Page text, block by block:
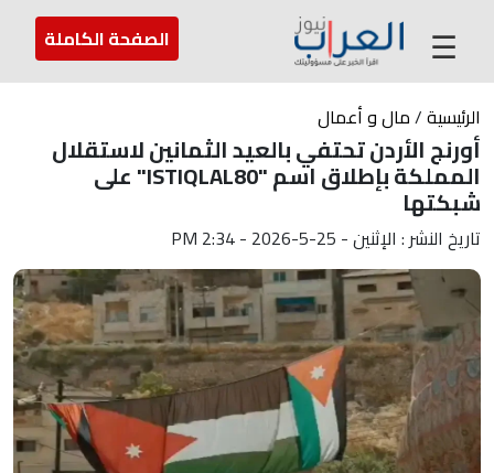
عن العراب ارسل لنا ☰ الصفحة الكاملة
الرئيسية/مال و أعمال
أورنج الأردن تحتفي بالعيد الثمانين لاستقلال
المملكة بإطلاق اسم "ISTIQLAL80" على
شبكتها
تاريخ النشر : الإثنين - 25-5-2026 - 2:34 PM